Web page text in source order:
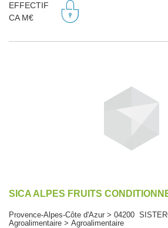
EFFECTIF
CA M€
SICA ALPES FRUITS
Provence-Alpes-Côte d'Azur > 04200
Agroalimentaire > Agroalimentaire